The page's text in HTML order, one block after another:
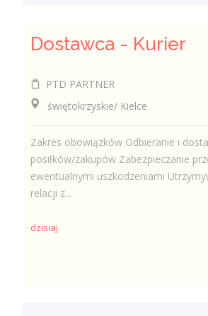
Dostawca - Kurier
PTD PARTNER
świętokrzyskie/ Kielce
Zakres obowiązków Odbieranie i
posiłków/zakupów Zabezpieczanie
ewentualnymi uszkodzeniami
relacji z...
dzisiaj